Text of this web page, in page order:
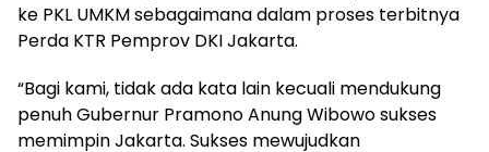
ke PKL UMKM sebagaimana dalam proses terbitnya
Perda KTR Pemprov DKI Jakarta.
“Bagi kami, tidak ada kata lain kecuali mendukung
penuh Gubernur Pramono Anung Wibowo sukses
memimpin Jakarta. Sukses mewujudkan